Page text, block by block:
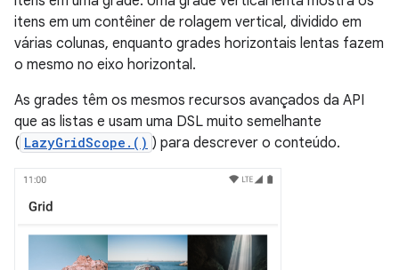
itens em um contêiner de rolagem vertical, dividido em
várias colunas, enquanto grades horizontais lentas fazem
o mesmo no eixo horizontal.
As grades têm os mesmos recursos avançados da API
que as listas e usam uma DSL muito semelhante
( LazyGridScope.() ) para descrever o conteúdo.